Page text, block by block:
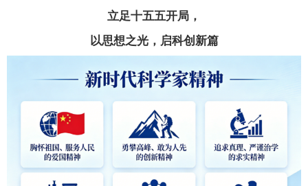
立足十五五开局，
以思想之光，启科创新篇